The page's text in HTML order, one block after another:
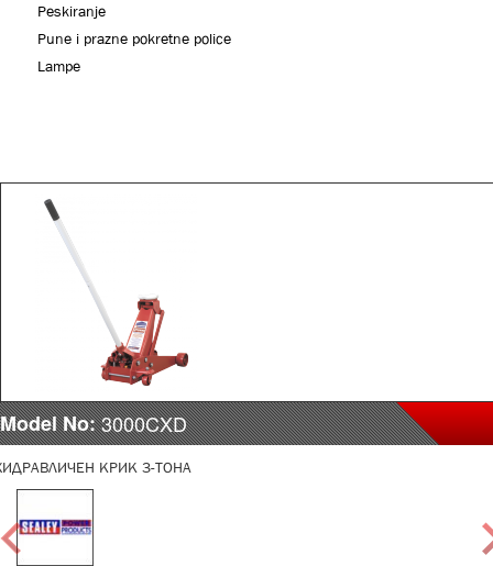
Peskiranje
Pune i prazne pokretne police
Lampe
Model No:3000CXD
КРИК 3-ТОНА